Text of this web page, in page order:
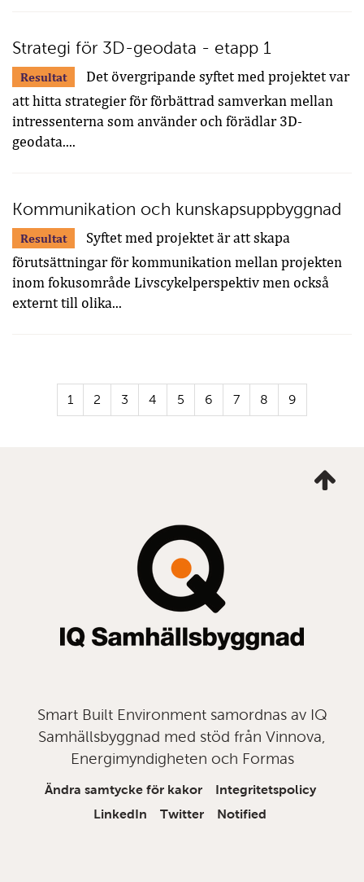
Strategi för 3D-geodata - etapp 1
Resultat
Det övergripande syftet med projektet var
att hitta strategier för förbättrad samverkan mellan
intressenterna som använder och förädlar 3D-
geodata....
Kommunikation och kunskapsuppbyggnad
Resultat
Syftet med projektet är att skapa
förutsättningar för kommunikation mellan projekten
inom fokusområde Livscykelperspektiv men också
externt till olika...
1 2 3 4 5 6 7 8 9
mig
Smart Built Environment samordnas av IQ
Samhällsbyggnad med stöd från Vinnova,
Energimyndigheten och Formas
Ändra samtycke för kakor
Integritetspolicy
LinkedIn
Twitter Notified